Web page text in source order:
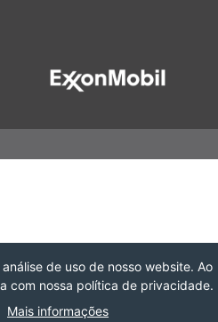
de uso de nosso website. Ao
com nossa política de privacidade.
Mais informações